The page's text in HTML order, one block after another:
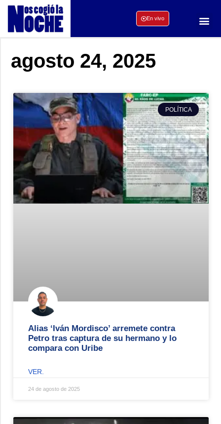
En vivo
agosto 24, 2025
POLÍTICA
Alias ‘Iván Mordisco’ arremete contra
Petro tras captura de su hermano y lo
compara con Uribe
VER.
24 de agosto de 2025